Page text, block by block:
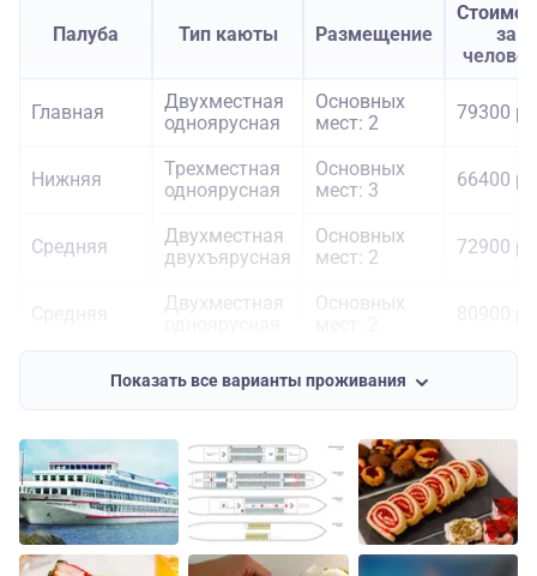
Палуба Тип каюты Размещение
за
Главная
Двухместная
одноярусная
Основных
мест: 2
79300
Нижняя
Трехместная
одноярусная
Основных
мест: 3
66400
Средняя
Двухместная
двухъярусная
Основных
мест: 2
72900
Двухместная
Основных
трехместный
мест: 3
Шлюпочная
Двухместная
одноярусная
Основных
мест: 2
85000
Показать все варианты проживания